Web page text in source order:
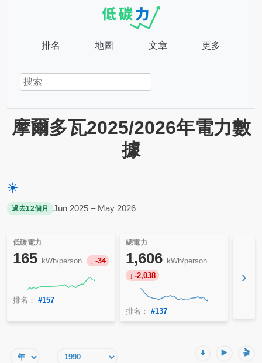
排名 地圖 文章 更多
摩爾多瓦2025/2026年電力數
據
☀️
過去12個月 Jun 2025 – May 2026
低碳電力
165 kWh/person -34
排名： #157
總電力
1,606 kWh/person
-2,038
排名： #137
›
⬇️ ▶️ 🎬